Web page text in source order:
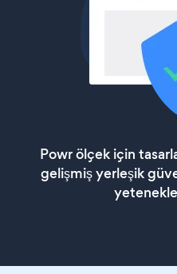
Powr ölçek için
gelişmiş yerleşik